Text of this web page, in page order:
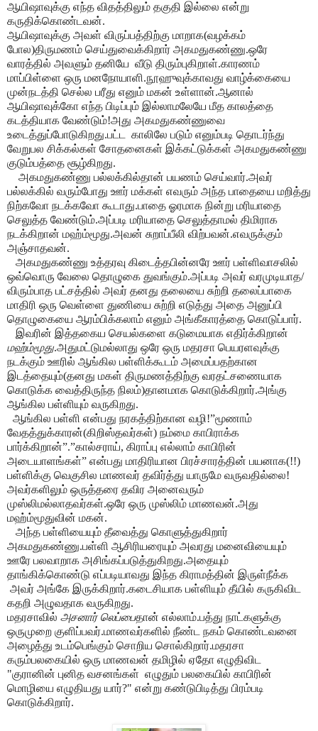
ஆயிஷாவுக்கு எந்த விதத்திலும் தகுதி இல்லை என்று
கருதிக்கொண்டவன்.
ஆயிஷாவுக்கு அவள் விருப்பத்திற்கு மாறாக(வழக்கம்
போல)திருமணம் செய்துவைக்கிறார் அகமதுகண்ணு.ஒரே
வாரத்தில் அவளும் தனியே வீடு திரும்புகிறாள்.காரணம்
மாப்பிள்ளை ஒரு மனநோயாளி.நூஹுவுக்காவது வாழ்க்கையை
முன்நடத்தி செல்ல பரீது எனும் மகன் உள்ளான்.ஆனால்
ஆயிஷாவுக்கோ எந்த பிடிப்பும் இல்லாமலேயே மீத காலத்தை
கடத்தியாக வேண்டும்!அது அகமதுகண்ணுவை
உடைத்துப்போடுகிறது.பட்ட காலிலே படும் எனும்படி தொடர்ந்து
வேறுபல சிக்கல்கள் சோதனைகள் இக்கட்டுக்கள் அகமதுகண்ணு
குடும்பத்தை சூழ்கிறது.
அகமதுகண்ணு பல்லக்கில்தான் பயணம் செய்வார்.அவர்
பல்லக்கில் வரும்போது ஊர் மக்கள் எவரும் அந்த பாதையை மறித்து
நிற்கவோ நடக்கவோ கூடாது.பாதை ஓரமாக நின்று மரியாதை
செலுத்த வேண்டும்.அப்படி மரியாதை செலுத்தாமல் திமிராக
நடக்கிறான் மஹ்ம்மூது.அவன் சுறாப்பீலி விற்பவன்.எவருக்கும்
அஞ்சாதவன்.
அகமதுகண்ணு உத்தரவு கிடைத்தபின்னரே ஊர் பள்ளிவாசலில்
ஒவ்வொரு வேலை தொழுகை துவங்கும்.அப்படி அவர் வரமுடியாத/
விரும்பாத பட்சத்தில் அவர் தனது தலையை சுற்றி தலைப்பாகை
மாதிரி ஒரு வெள்ளை துணியை சுற்றி எடுத்து அதை அனுப்பி
தொழுகையை ஆரம்பிக்கலாம் எனும் அங்கீகாரத்தை கொடுப்பார்.
இவரின் இத்தகைய செயல்களை கடுமையாக எதிர்க்கிறான்
மஹ்ம்மூது.அதுமட்டுமல்லாது ஒரே ஒரு மதரசா பெயரளவுக்கு
நடக்கும் ஊரில் ஆங்கில பள்ளிக்கூடம் அமைப்பதற்கான
இடத்தையும்(தனது மகள் திருமணத்திற்கு வரதட்சணையாக
கொடுக்க வைத்திருந்த நிலம்)தானமாக கொடுக்கிறார்.அங்கு
ஆங்கில பள்ளியும் வருகிறது.
ஆங்கில பள்ளி என்பது நரகத்திற்கான வழி!”மூணாம்
வேதத்துக்காரன்(கிறிஸ்தவர்கள்) நம்மை காபிராக்க
பார்க்கிறான்”.”கால்சராய், கிராப்பு எல்லாம் காபிரின்
அடையாளங்கள்” என்பது மாதிரியான பிரச்சாரத்தின் பயனாக(!!)
பள்ளிக்கு வெகுசில மாணவர் தவிர்த்து யாருமே வருவதில்லை!
அவர்களிலும் ஒருத்தரை தவிர அனைவரும்
முஸ்லிமல்லாதவர்கள்.ஒரே ஒரு முஸ்லிம் மாணவன்.அது
மஹ்ம்மூதுவின் மகன்.
அந்த பள்ளியையும் தீவைத்து கொளுத்துகிறார்
அகமதுகண்ணு.பள்ளி ஆசிரியரையும் அவரது மனைவியையும்
ஊரே பலவாறாக அசிங்கப்படுத்துகிறது.அதையும்
தாங்கிக்கொண்டு எப்படியாவது இந்த கிராமத்தின் இருள்நீக்க
அவர் அங்கே இருக்கிறார்.கடைசியாக பள்ளியும் தீயில் கருகிவிட
கதறி அழுவதாக வருகிறது.
மதரசாவில் அசனார் லெப்பைதான் எல்லாம்.பத்து நாட்களுக்கு
ஒருமுறை குளிப்பவர்.மாணவர்களில் நீண்ட நகம் கொண்டவனை
அழைத்து உடம்பெங்கும் சொறிய சொல்கிறார்.மதரசா
கரும்பலகையில் ஒரு மாணவன் தமிழில் ஏதோ எழுதிவிட
"குரானின் புனித வசனங்கள் எழுதும் பலகையில் காபிரின்
மொழியை எழுதியது யார்?" என்று கண்டுபிடித்து பிரம்படி
கொடுக்கிறார்.